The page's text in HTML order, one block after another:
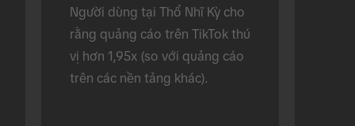
Người dùng tại Thổ Nhĩ Kỳ cho
rằng quảng cáo trên TikTok thú
vị hơn 1,95x (so với quảng cáo
trên các nền tảng khác).